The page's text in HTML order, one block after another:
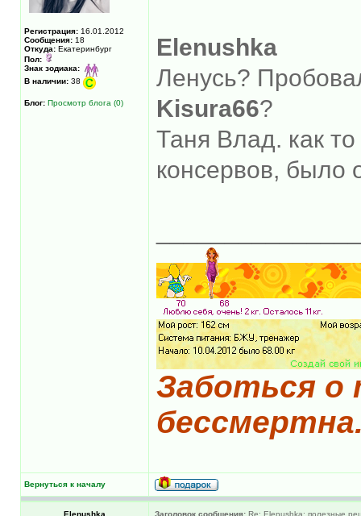
Регистрация: 16.01.2012
Сообщения: 18
Откуда: Екатеринбург
Пол:
Знак зодиака:
В наличии: 38
Блог: Просмотр блога (0)
Elenushka
Ленусь?
Kisura66?
Таня Влад. как
консервов, было
Заботься о
Вернуться к началу
Elenushka Заголовок сообщения: Re: Elenushka: полезные